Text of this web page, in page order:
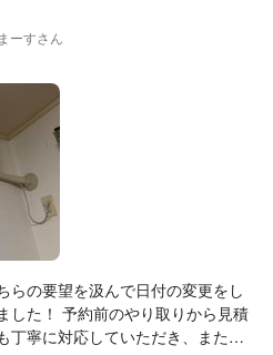
ーすさん
らの要望を汲んで日付の変更をし
した！ 予約前のやり取りから見積
丁寧に対応していただき、また作